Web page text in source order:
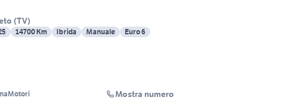
(TV)
14700 Km Ibrida Manuale Euro 6
Mostra numero